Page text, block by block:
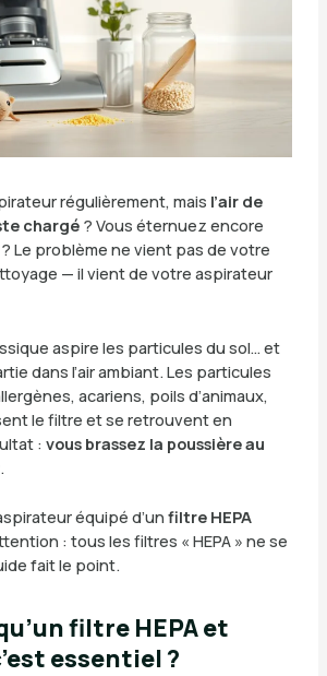
régulièrement, mais l’air de
chargé? Vous éternuez encore
Le problème ne vient pas de votre
— il vient de votre aspirateur
aspire les particules du sol… et
dans l’air ambiant. Les particules
acariens, poils d’animaux,
le filtre et se retrouvent en
: vous brassez la poussière au
.
équipé d’un filtre HEPA
: tous les filtres « HEPA » ne se
fait le point.
filtre HEPA et
essentiel ?